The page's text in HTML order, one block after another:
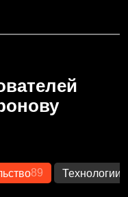
89 Технологии